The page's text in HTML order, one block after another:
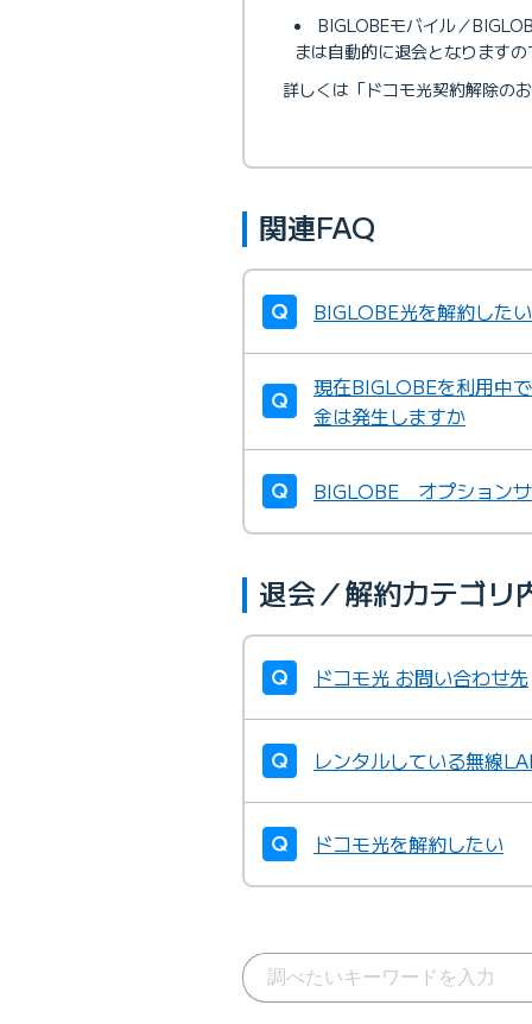
BIGLOBEモバイル／
まは自動的に退会となります
詳しくは「ドコモ光契約解除の
関連FAQ
BIGLOBE光を解約した
現在BIGLOBEを利用中
金は発生しますか
BIGLOBE オプション
退会／解約カテゴリ
ドコモ光 お問い合わせ先
レンタルしている無線
ドコモ光を解約したい